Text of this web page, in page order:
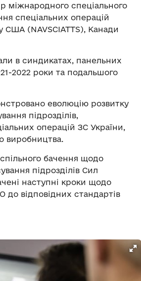
міжнародного спеціального
спеціальних операцій
США (NAVSCIATTS), Канади
в синдикатах, панельних
2022 роки та подальшого
еволюцію розвитку
підрозділів,
операцій ЗС України,
виробництва.
бачення щодо
підрозділів Сил
наступні кроки щодо
до відповідних стандартів